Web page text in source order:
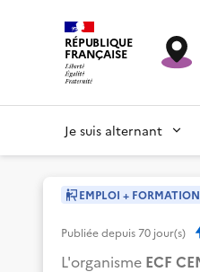
RÉPUBLIQUE
FRANÇAISE
Je suis alternant
EMPLOI + FORMATION
Publiée depuis70 jour(s)
L'organisme ECF